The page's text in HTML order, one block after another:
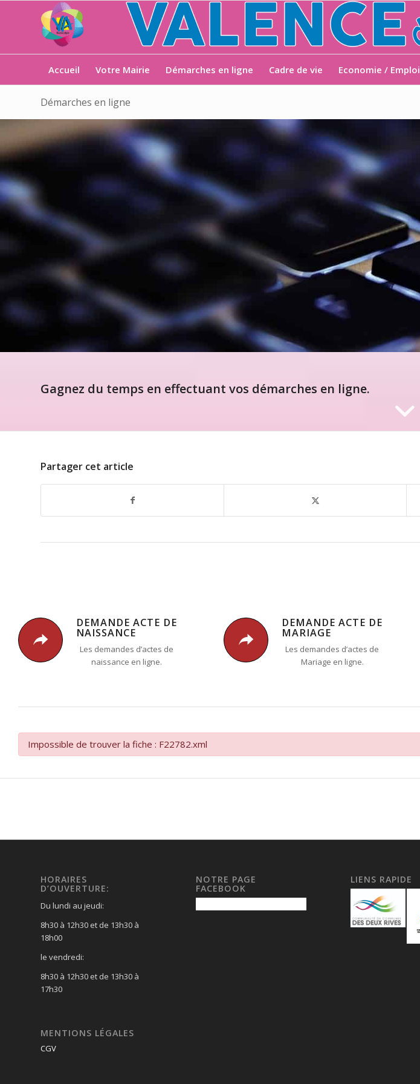
Accueil Votre Mairie Démarches en ligne Cadre de vie Economie / Emploi
Démarches en ligne
Gagnez du temps en effectuant vos démarches en ligne.
Partager cet article
DEMANDE ACTE DE
NAISSANCE
Les demandes d’actes de
naissance en ligne.
DEMANDE ACTE DE
MARIAGE
Les demandes d’actes de
Mariage en ligne.
Impossible de trouver la fiche : F22782.xml
HORAIRES
D’OUVERTURE:
Du lundi au jeudi:
8h30 à 12h30 et de 13h30 à
18h00
le vendredi:
8h30 à 12h30 et de 13h30 à
17h30
MENTIONS LÉGALES
CGV
NOTRE PAGE
FACEBOOK
LIENS RAPIDE